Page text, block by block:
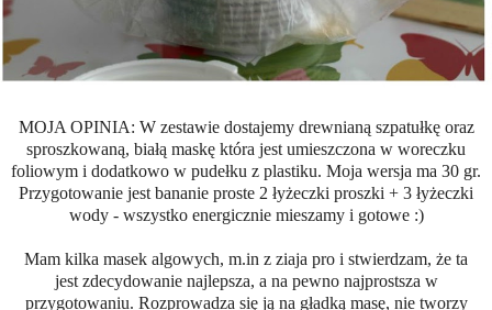
MOJA OPINIA: W zestawie dostajemy drewnianą szpatułkę oraz
sproszkowaną, białą maskę która jest umieszczona w woreczku
foliowym i dodatkowo w pudełku z plastiku. Moja wersja ma 30 gr.
Przygotowanie jest bananie proste 2 łyżeczki proszki + 3 łyżeczki
wody - wszystko energicznie mieszamy i gotowe :)
Mam kilka masek algowych, m.in z ziaja pro i stwierdzam, że ta
jest zdecydowanie najlepsza, a na pewno najprostsza w
przygotowaniu. Rozprowadza się ją na gładką masę, nie tworzy